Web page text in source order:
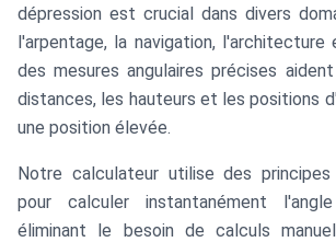
dépression est crucial dans divers
l'arpentage, la navigation, l'architecture
des mesures angulaires précises
distances, les hauteurs et les positions
une position élevée.
Notre calculateur utilise des principes
pour calculer instantanément
éliminant le besoin de calculs